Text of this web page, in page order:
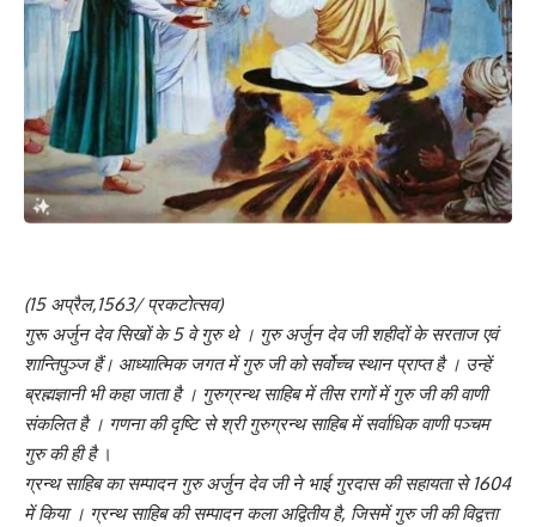
(15 अप्रैल,1563/ प्रकटोत्सव)
गुरू अर्जुन देव सिखों के 5 वे गुरु थे । गुरु अर्जुन देव जी शहीदों के सरताज एवं
शान्तिपुञ्ज हैं। आध्यात्मिक जगत में गुरु जी को सर्वोच्च स्थान प्राप्त है । उन्हें
ब्रह्मज्ञानी भी कहा जाता है । गुरुग्रन्थ साहिब में तीस रागों में गुरु जी की वाणी
संकलित है । गणना की दृष्टि से श्री गुरुग्रन्थ साहिब में सर्वाधिक वाणी पञ्चम
गुरु की ही है।
ग्रन्थ साहिब का सम्पादन गुरु अर्जुन देव जी ने भाई गुरदास की सहायता से 1604
में किया । ग्रन्थ साहिब की सम्पादन कला अद्वितीय है, जिसमें गुरु जी की विद्वत्ता